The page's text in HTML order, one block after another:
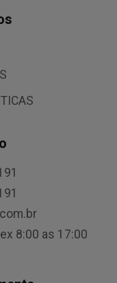
8:00 as 17:00